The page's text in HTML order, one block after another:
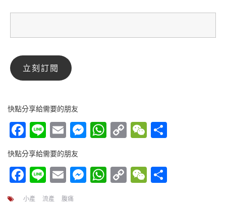
快點分享給需要的朋友
Facebook
LineEmailMessenger
WhatsApp
CopyWeChat
快點分享給需要的朋友
Facebook
LineEmailMessenger
WhatsApp
CopyWeChat
小產 流產 腹痛